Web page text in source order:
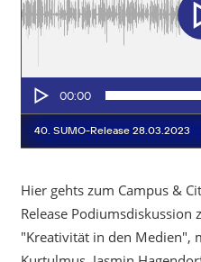
Hier gehts zum Campus &
Release Podiumsdiskussion
"Kreativität in den Medien",